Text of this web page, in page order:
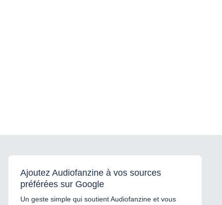
Ajoutez Audiofanzine à vos sources
préférées sur Google
Un geste simple qui soutient Audiofanzine et vous